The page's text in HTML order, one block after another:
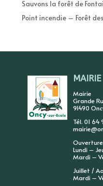
Sauvons la forêt de
Point incendie – Forêt
Mairie
Grande
91490
Tél. 01 64
Lundi –
Mardi –
Juillet /
Mardi –